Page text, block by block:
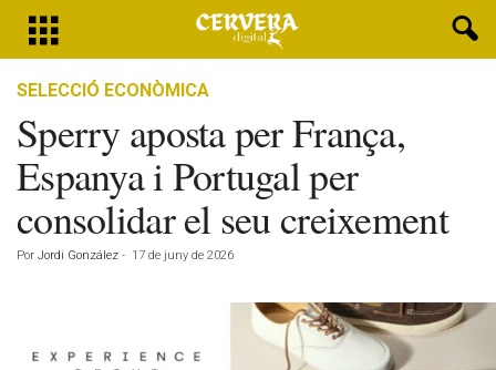
SELECCIÓ ECONÒMICA
Sperry aposta per França,
Espanya i Portugal per
consolidar el seu creixement
Por Jordi González - 17 de juny de 2026